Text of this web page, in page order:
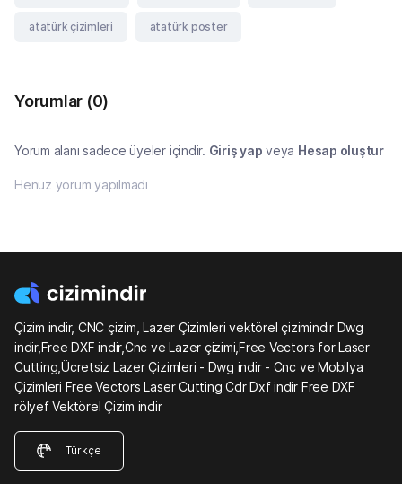
atatürk çizimleri atatürk poster
Yorumlar (0)
Yorum alanı sadece üyeler içindir. Giriş yap veya Hesap oluştur
Henüz yorum yapılmadı
Çizim indir, CNC çizim, Lazer Çizimleri vektörel çizimindir Dwg
indir,Free DXF indir,Cnc ve Lazer çizimi,Free Vectors for Laser
Cutting,Ücretsiz Lazer Çizimleri - Dwg indir - Cnc ve Mobilya
Çizimleri Free Vectors Laser Cutting Cdr Dxf indir Free DXF
rölyef Vektörel Çizim indir
Türkçe